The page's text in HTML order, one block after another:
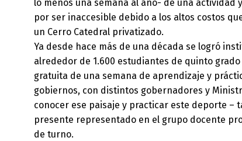
lo menos una semana al año- de una
por ser inaccesible debido a los altos costos
un Cerro Catedral privatizado.
Ya desde hace más de una década se logró
alrededor de 1.600 estudiantes de quinto
gratuita de una semana de aprendizaje y
gobiernos, con distintos gobernadores y
conocer ese paisaje y practicar este deporte –
presente representado en el grupo docente
de turno.